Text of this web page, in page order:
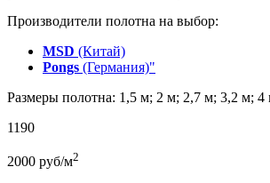
Производители полотна на выбор:
MSD (Китай)
Pongs (Германия)"
Размеры полотна: 1,5 м; 2 м; 2,7 м; 3,2 м; 4
1190
2000 руб/м2